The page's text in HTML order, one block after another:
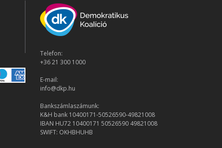
Telefon:
+36 21 300 1000
E-mail:
info@dkp.hu
Bankszámlaszámunk:
K&H bank 10400171-50526590-49821008
IBAN HU72 10400171 50526590 49821008
SWIFT: OKHBHUHB